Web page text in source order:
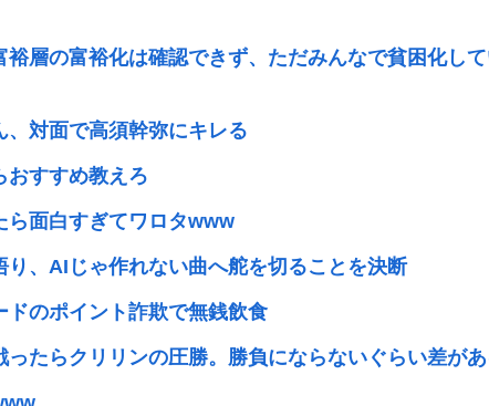
層の富裕化は確認できず、ただみんなで貧困化し
、対面で高須幹弥にキレる
おすすめ教えろ
ら面白すぎてワロタwww
、AIじゃ作れない曲へ舵を切ることを決断
のポイント詐欺で無銭飲食
たらクリリンの圧勝。勝負にならないぐらい差があ